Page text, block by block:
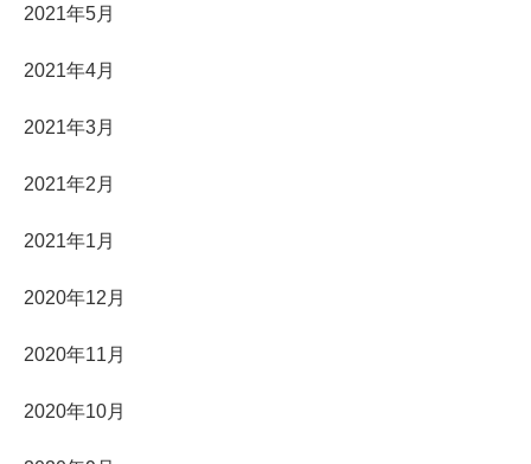
2021年5月
2021年4月
2021年3月
2021年2月
2021年1月
2020年12月
2020年11月
2020年10月